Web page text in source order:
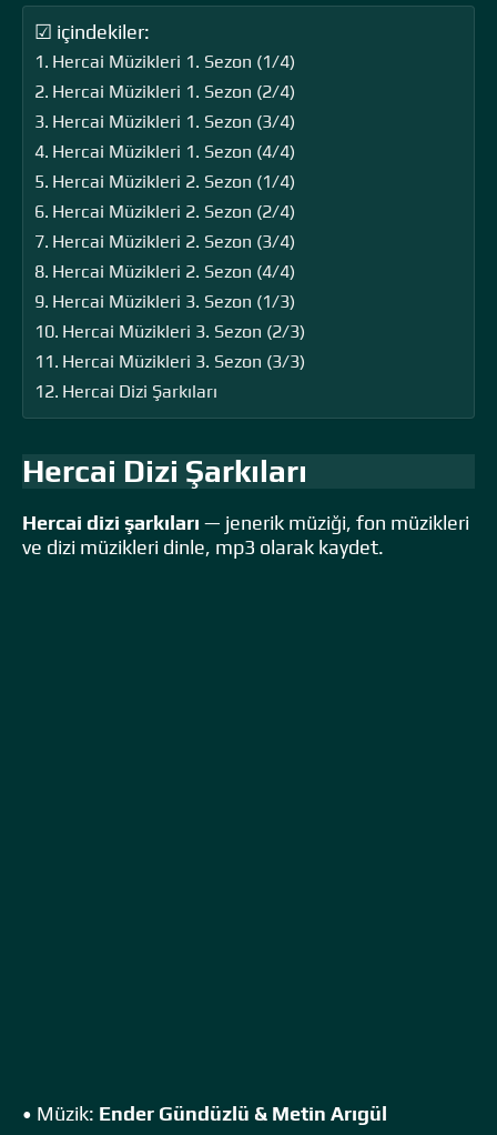
☑ içindekiler:
Hercai Müzikleri 1. Sezon (1/4)
Hercai Müzikleri 1. Sezon (2/4)
Hercai Müzikleri 1. Sezon (3/4)
Hercai Müzikleri 1. Sezon (4/4)
Hercai Müzikleri 2. Sezon (1/4)
Hercai Müzikleri 2. Sezon (2/4)
Hercai Müzikleri 2. Sezon (3/4)
Hercai Müzikleri 2. Sezon (4/4)
Hercai Müzikleri 3. Sezon (1/3)
Hercai Müzikleri 3. Sezon (2/3)
Hercai Müzikleri 3. Sezon (3/3)
Hercai Dizi Şarkıları
Hercai Dizi Şarkıları
Hercai dizi şarkıları — jenerik müziği, fon müzikleri
ve dizi müzikleri dinle, mp3 olarak kaydet.
• Müzik: Ender Gündüzlü & Metin Arıgül